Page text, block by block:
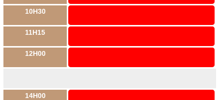
10H30
11H15
12H00
14H00